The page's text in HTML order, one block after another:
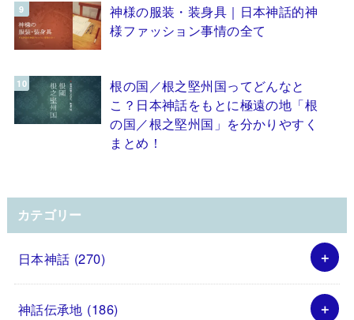
神様の服装・装身具｜日本神話的神
様ファッション事情の全て
根の国／根之堅州国ってどんなと
こ？日本神話をもとに極遠の地「根
の国／根之堅州国」を分かりやすく
まとめ！
カテゴリー
日本神話 (270)
神話伝承地 (186)